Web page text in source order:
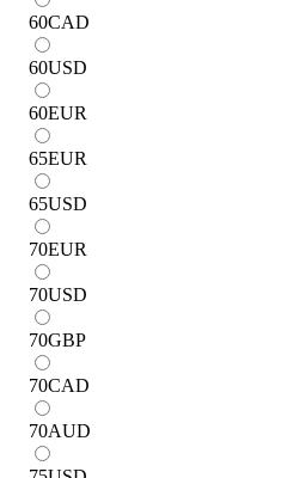
60CAD
60USD
60EUR
65EUR
65USD
70EUR
70USD
70GBP
70CAD
70AUD